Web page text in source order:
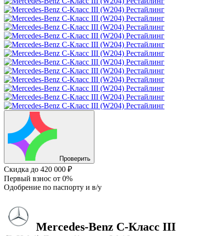
Проверить
Скидка до 420 000 ₽
Первый взнос от 0%
Одобрение по паспорту и в/у
Mercedes-Benz C-Класс III